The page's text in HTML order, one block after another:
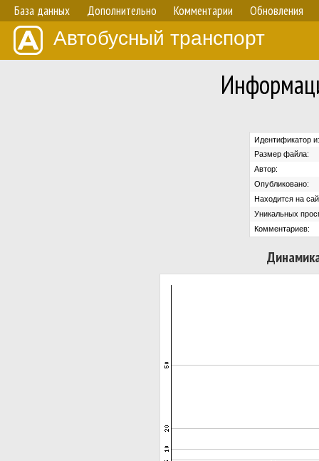
База данных Дополнительно Комментарии Обновления
Автобусный транспорт
Идентификатор
Размер файла:
Автор:
Опубликовано:
Находится на
Уникальных
Комментариев: